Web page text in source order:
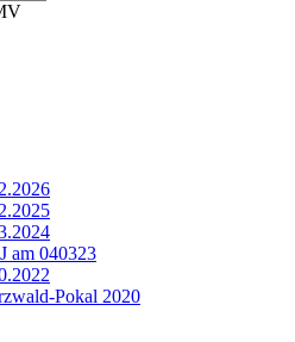
am 040323
Pokal 2020